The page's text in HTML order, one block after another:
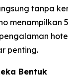
tanpa
menampilkan
penting.
Bentuk